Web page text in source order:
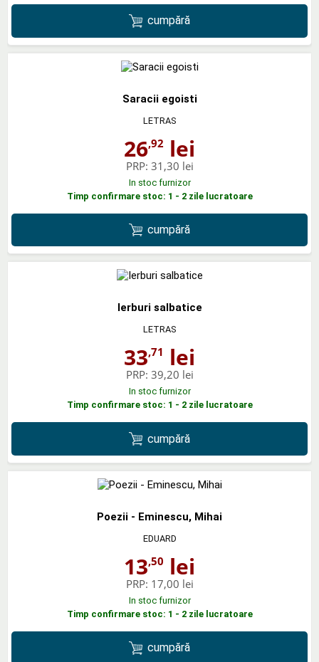
cumpără
Saracii egoisti
LETRAS
26,92 lei
PRP: 31,30 lei
In stoc furnizor
Timp confirmare stoc: 1 - 2 zile lucratoare
cumpără
Ierburi salbatice
LETRAS
33,71 lei
PRP: 39,20 lei
In stoc furnizor
Timp confirmare stoc: 1 - 2 zile lucratoare
cumpără
Poezii - Eminescu, Mihai
EDUARD
13,50 lei
PRP: 17,00 lei
In stoc furnizor
Timp confirmare stoc: 1 - 2 zile lucratoare
cumpără